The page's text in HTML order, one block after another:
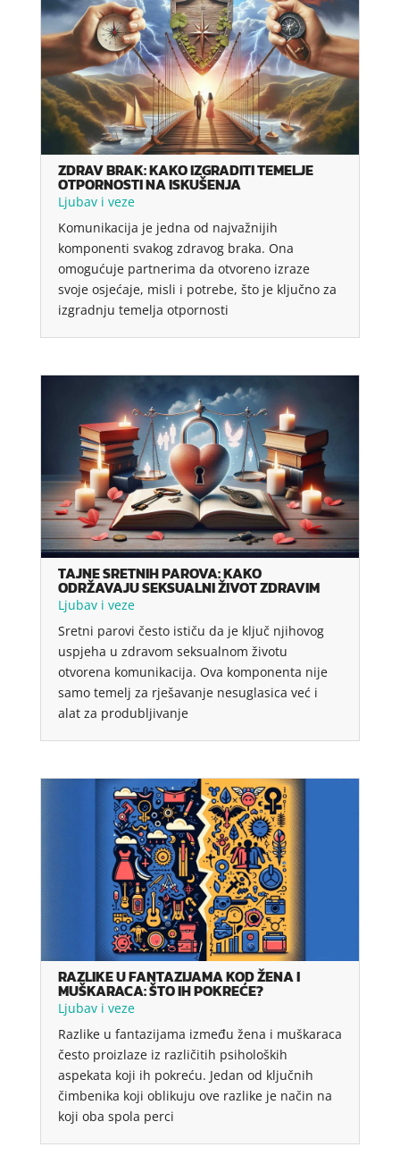
ZDRAV BRAK: KAKO IZGRADITI TEMELJE
OTPORNOSTI NA ISKUŠENJA
Ljubav i veze
Komunikacija je jedna od najvažnijih
komponenti svakog zdravog braka. Ona
omogućuje partnerima da otvoreno izraze
svoje osjećaje, misli i potrebe, što je ključno za
izgradnju temelja otpornosti
TAJNE SRETNIH PAROVA: KAKO
ODRŽAVAJU SEKSUALNI ŽIVOT ZDRAVIM
Ljubav i veze
Sretni parovi često ističu da je ključ njihovog
uspjeha u zdravom seksualnom životu
otvorena komunikacija. Ova komponenta nije
samo temelj za rješavanje nesuglasica već i
alat za produbljivanje
RAZLIKE U FANTAZIJAMA KOD ŽENA I
MUŠKARACA: ŠTO IH POKREĆE?
Ljubav i veze
Razlike u fantazijama između žena i muškaraca
često proizlaze iz različitih psiholoških
aspekata koji ih pokreću. Jedan od ključnih
čimbenika koji oblikuju ove razlike je način na
koji oba spola perci